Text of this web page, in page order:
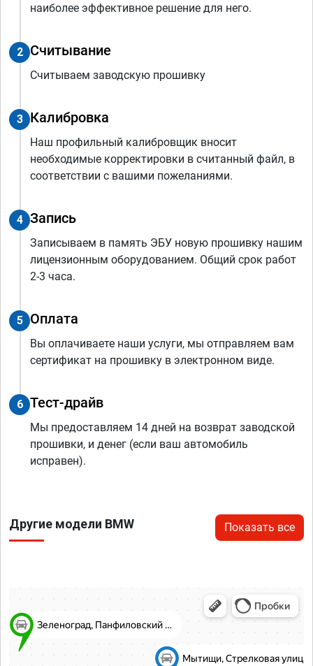
наиболее эффективное решение для него.
2 Считывание
Считываем заводскую прошивку
3 Калибровка
Наш профильный калибровщик вносит
необходимые корректировки в считанный файл, в
соответствии с вашими пожеланиями.
4 Запись
Записываем в память ЭБУ новую прошивку нашим
лицензионным оборудованием. Общий срок работ
2-3 часа.
5 Оплата
Вы оплачиваете наши услуги, мы отправляем вам
сертификат на прошивку в электронном виде.
6 Тест-драйв
Мы предоставляем 14 дней на возврат заводской
прошивки, и денег (если ваш автомобиль
исправен).
Другие модели BMW Показать все